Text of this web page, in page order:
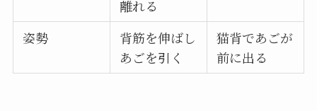
離れる
姿勢
背筋を伸ばし
あごを引く
猫背であごが
前に出る